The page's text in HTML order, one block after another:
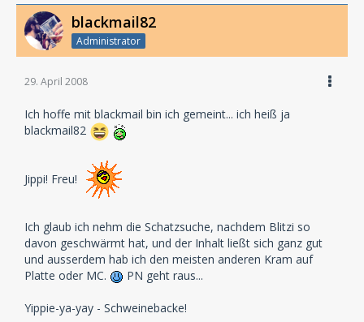
blackmail82
Administrator
29. April 2008
Ich hoffe mit blackmail bin ich gemeint... ich heiß ja
blackmail82
Jippi! Freu!
Ich glaub ich nehm die Schatzsuche, nachdem Blitzi so
davon geschwärmt hat, und der Inhalt ließt sich ganz gut
und ausserdem hab ich den meisten anderen Kram auf
Platte oder MC.
PN geht raus...
Yippie-ya-yay - Schweinebacke!